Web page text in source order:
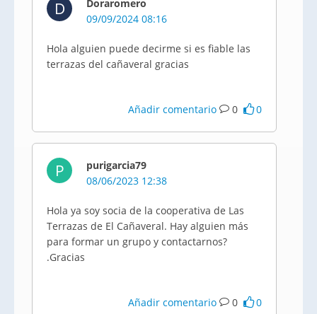
D
Doraromero
09/09/2024 08:16
Hola alguien puede decirme si es fiable las
terrazas del cañaveral gracias
Añadir comentario 0 0
P
purigarcia79
08/06/2023 12:38
Hola ya soy socia de la cooperativa de Las
Terrazas de El Cañaveral. Hay alguien más
para formar un grupo y contactarnos?
.Gracias
Añadir comentario 0 0